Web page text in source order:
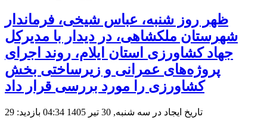
ظهر روز شنبه، عباس شیخی، فرماندار
شهرستان ملکشاهی، در دیدار با مدیرکل
جهاد کشاورزی استان ایلام، روند اجرای
پروژه‌های عمرانی و زیرساختی بخش
کشاورزی را مورد بررسی قرار داد
تاریخ ایجاد در سه شنبه, 30 تیر 1405 04:34 بازدید: 29